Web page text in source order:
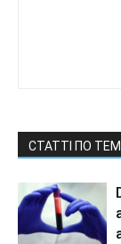
СТАТТІ ПО ТЕМІ